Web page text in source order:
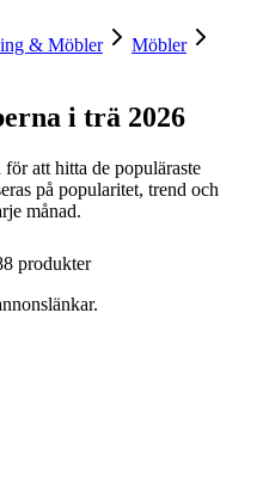
& Möbler
Möbler
i trä 2026
för att hitta de populäraste
på popularitet, trend och
månad.
produkter